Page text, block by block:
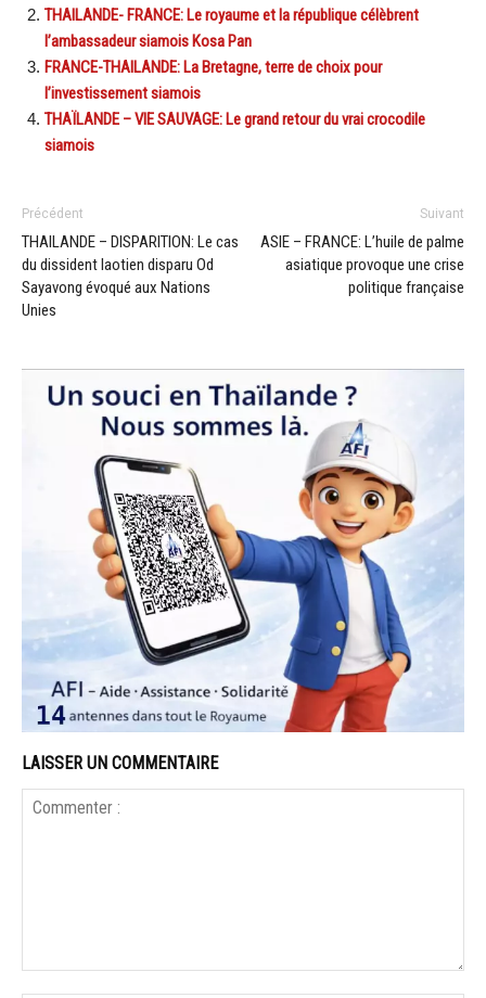
THAILANDE- FRANCE: Le royaume et la république célèbrent
l’ambassadeur siamois Kosa Pan
FRANCE-THAILANDE: La Bretagne, terre de choix pour
l’investissement siamois
THAÏLANDE – VIE SAUVAGE: Le grand retour du vrai crocodile
siamois
Précédent
THAILANDE – DISPARITION: Le cas
du dissident laotien disparu Od
Sayavong évoqué aux Nations
Unies
Suivant
ASIE – FRANCE: L’huile de palme
asiatique provoque une crise
politique française
LAISSER UN COMMENTAIRE